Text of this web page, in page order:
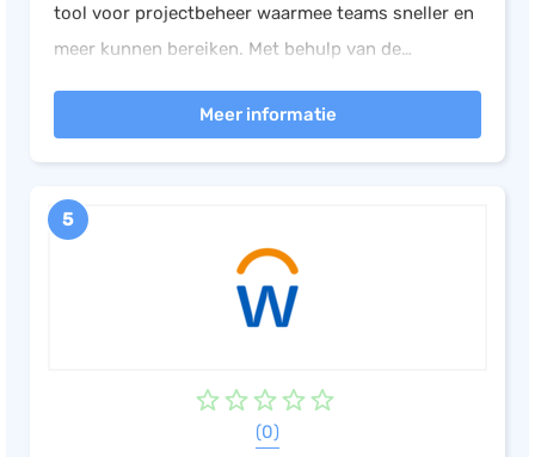
tool voor projectbeheer waarmee teams sneller en
meer kunnen bereiken. Met behulp van de
gemiddeld 50% productiever.
Meer informatie
5
(0)